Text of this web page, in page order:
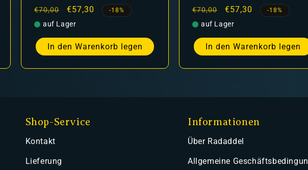
Normaler
Preis
€70,00 Verkaufspreis
€57,30 -18%
auf Lager
In den Warenkorb legen
Normaler
Preis
€70,00 Verkaufspreis
€57,30 -18%
auf Lager
In den Warenkorb legen
Shop-Service
Kontakt
Lieferung
Informationen
Über Radaddel
Allgemeine